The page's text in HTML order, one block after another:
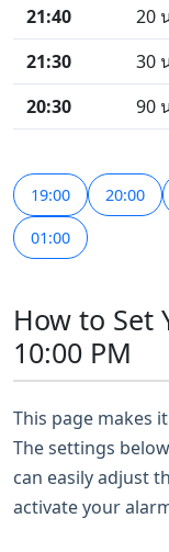
21:40
20
21:30
30
20:30
90
19:00 20:00
01:00
How to Set
10:00 PM
This page makes
The settings
can easily adjust
activate your